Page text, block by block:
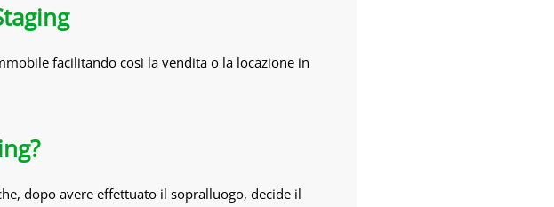
facilitando così la vendita o la locazione in
dopo avere effettuato il sopralluogo, decide il